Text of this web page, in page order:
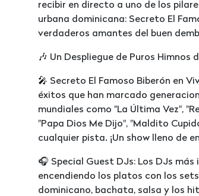
recibir en directo a uno de los
urbana dominicana: Secreto El
verdaderos amantes del buen
🎶 Un Despliegue de Puros Himnos
🎤 Secreto El Famoso Biberón en
éxitos que han marcado
mundiales como "La Última Vez",
"Papa Dios Me Dijo", "Maldito
cualquier pista. ¡Un show lleno de
🎧 Special Guest DJs: Los DJs
encendiendo los platos con los
dominicano, bachata, salsa y los